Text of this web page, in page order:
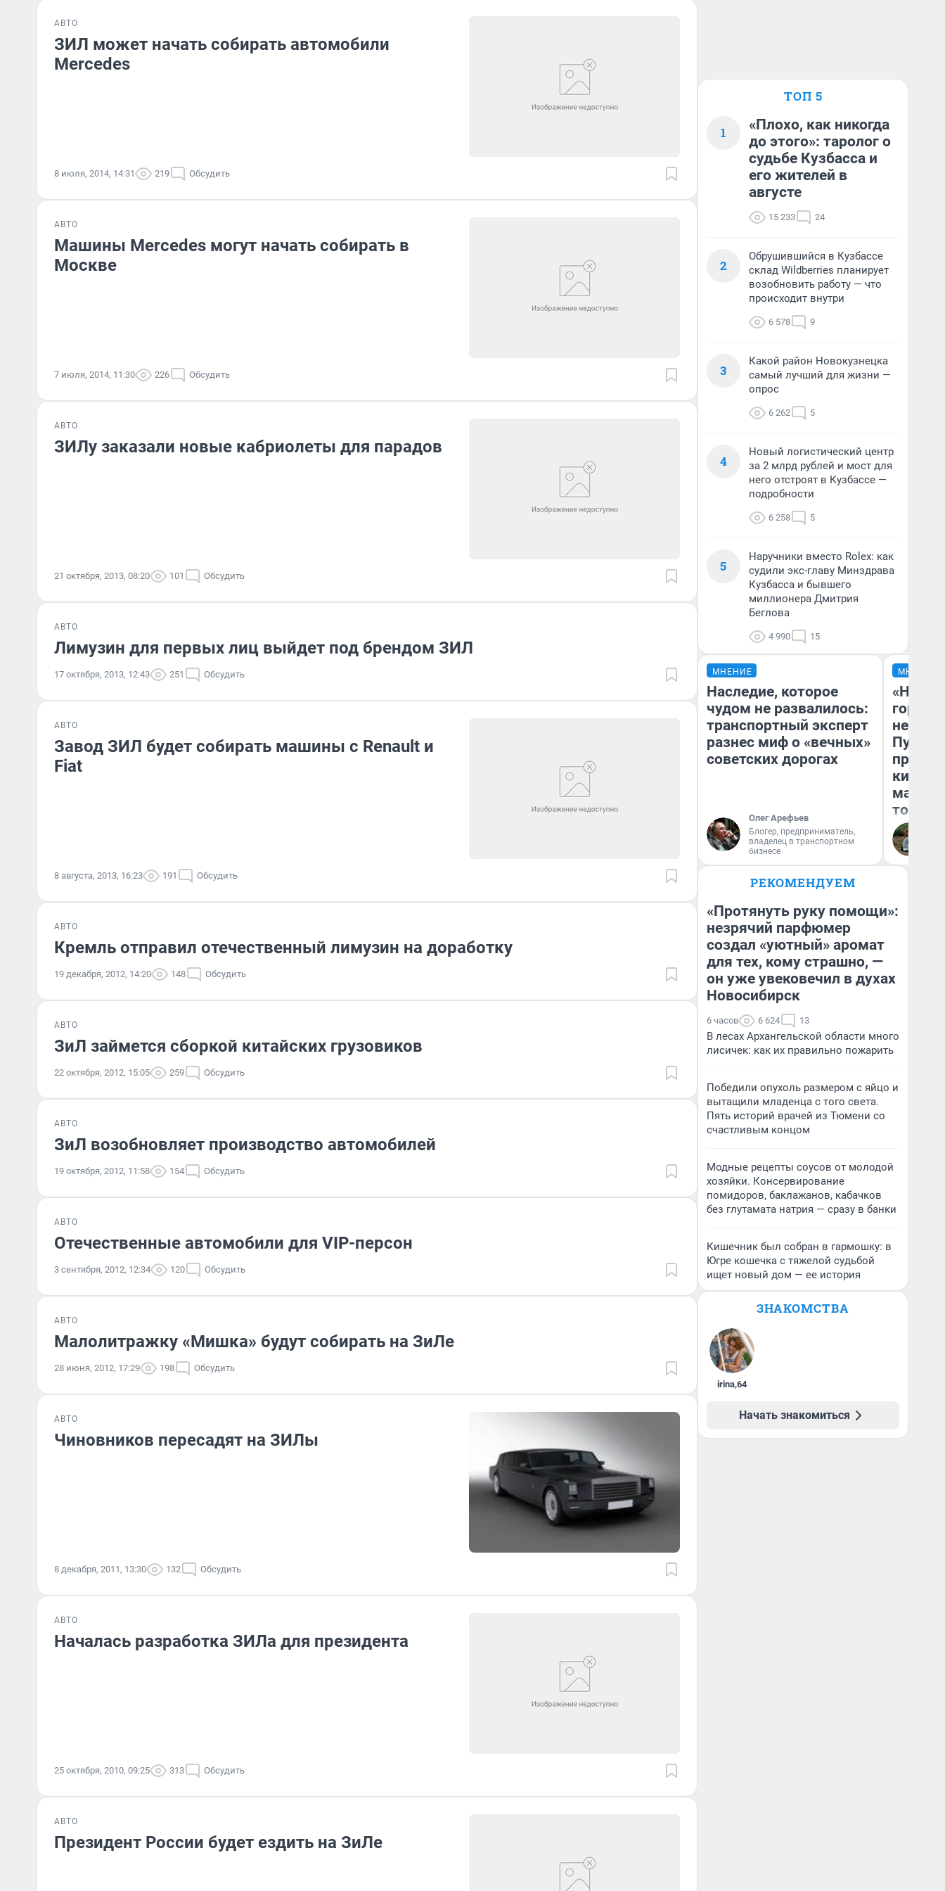
АВТО
ЗИЛ может начать собирать автомобили
Mercedes
8 июля, 2014, 14:31 219 Обсудить
АВТО
Машины Мercedes могут начать собирать в
Москве
7 июля, 2014, 11:30 226 Обсудить
АВТО
ЗИЛу заказали новые кабриолеты для парадов
21 октября, 2013, 08:20 101 Обсудить
АВТО
Лимузин для первых лиц выйдет под брендом ЗИЛ
17 октября, 2013, 12:43 251 Обсудить
АВТО
Завод ЗИЛ будет собирать машины с Renault и
Fiat
8 августа, 2013, 16:23 191 Обсудить
АВТО
Кремль отправил отечественный лимузин на доработку
19 декабря, 2012, 14:20 148 Обсудить
АВТО
ЗиЛ займется сборкой китайских грузовиков
22 октября, 2012, 15:05 259 Обсудить
АВТО
ЗиЛ возобновляет производство автомобилей
19 октября, 2012, 11:58 154 Обсудить
АВТО
Отечественные автомобили для VIP-персон
3 сентября, 2012, 12:34 120 Обсудить
АВТО
Малолитражку «Мишка» будут собирать на ЗиЛе
28 июня, 2012, 17:29 198 Обсудить
АВТО
Чиновников пересадят на ЗИЛы
8 декабря, 2011, 13:30 132 Обсудить
АВТО
Началась разработка ЗИЛа для президента
25 октября, 2010, 09:25 313 Обсудить
АВТО
Президент России будет ездить на ЗиЛе
ТОП 5
1
«Плохо, как никогда
до этого»: таролог о
судьбе Кузбасса и
его жителей в
августе
15 233 24
2
Обрушившийся в Кузбассе
склад Wildberries планирует
возобновить работу — что
происходит внутри
6 578 9
3
Какой район Новокузнецка
самый лучший для жизни —
опрос
6 262 5
4
Новый логистический центр
за 2 млрд рублей и мост для
него отстроят в Кузбассе —
подробности
6 258 5
5
Наручники вместо Rolex: как
судили экс-главу Минздрава
Кузбасса и бывшего
миллионера Дмитрия
Беглова
4 990 15
МНЕНИЕ
Наследие, которое
чудом не развалилось:
транспортный эксперт
разнес миф о «вечных»
советских дорогах
Олег Арефьев
Блогер, предприниматель,
владелец в транспортном
бизнесе
МНЕНИЕ
«Нет
того
РЕКОМЕНДУЕМ
«Протянуть руку помощи»:
незрячий парфюмер
создал «уютный» аромат
для тех, кому страшно, —
он уже увековечил в духах
Новосибирск
6 часов 6 624 13
В лесах Архангельской области много
лисичек: как их правильно пожарить
Победили опухоль размером с яйцо и
вытащили младенца с того света.
Пять историй врачей из Тюмени со
счастливым концом
Модные рецепты соусов от молодой
хозяйки. Консервирование
помидоров, баклажанов, кабачков
без глутамата натрия — сразу в банки
Кишечник был собран в гармошку: в
Югре кошечка с тяжелой судьбой
ищет новый дом — ее история
ЗНАКОМСТВА
irina,64
Начать знакомиться